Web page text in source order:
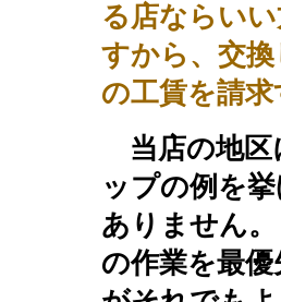
る店ならい
すから、交
の工賃を請
当店の地
ップの例を
ありません
の作業を最